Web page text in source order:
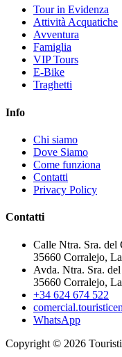
Tour in Evidenza
Attività Acquatiche
Avventura
Famiglia
VIP Tours
E-Bike
Traghetti
Info
Chi siamo
Dove Siamo
Come funziona
Contatti
Privacy Policy
Contatti
Calle Ntra. Sra. del
35660 Corralejo,
Avda. Ntra. Sra. del
35660 Corralejo,
+34 624 674 522
WhatsApp
Copyright © 2026